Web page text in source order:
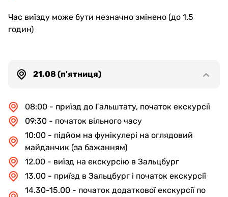
Час виїзду може бути незначно змінено (до 1.5
годин)
21.08 (п'ятниця)
08:00 - приїзд до Гальштату, початок екскурсії
09:30 - початок вільного часу
10:00 - підйом на фунікулері на оглядовий
майданчик (за бажанням)
12.00 - виїзд на екскурсію в Зальцбург
13.00 - приїзд в Зальцбург і початок екскурсії
14.30-15.00 - початок додаткової екскурсії по